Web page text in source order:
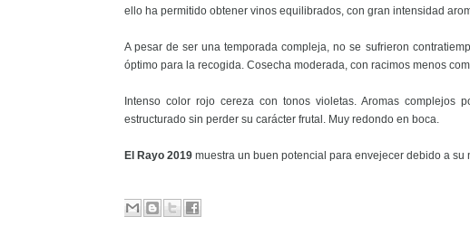
ello ha permitido obtener vinos equilibrados, con gran intensidad
A pesar de ser una temporada compleja, no se sufrieron
óptimo para la recogida. Cosecha moderada, con racimos menos
Intenso color rojo cereza con tonos violetas. Aromas
estructurado sin perder su carácter frutal. Muy redondo en boca.
El Rayo 2019 muestra un buen potencial para envejecer debido a